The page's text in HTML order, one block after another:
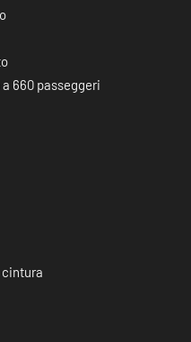
660 passeggeri
cintura